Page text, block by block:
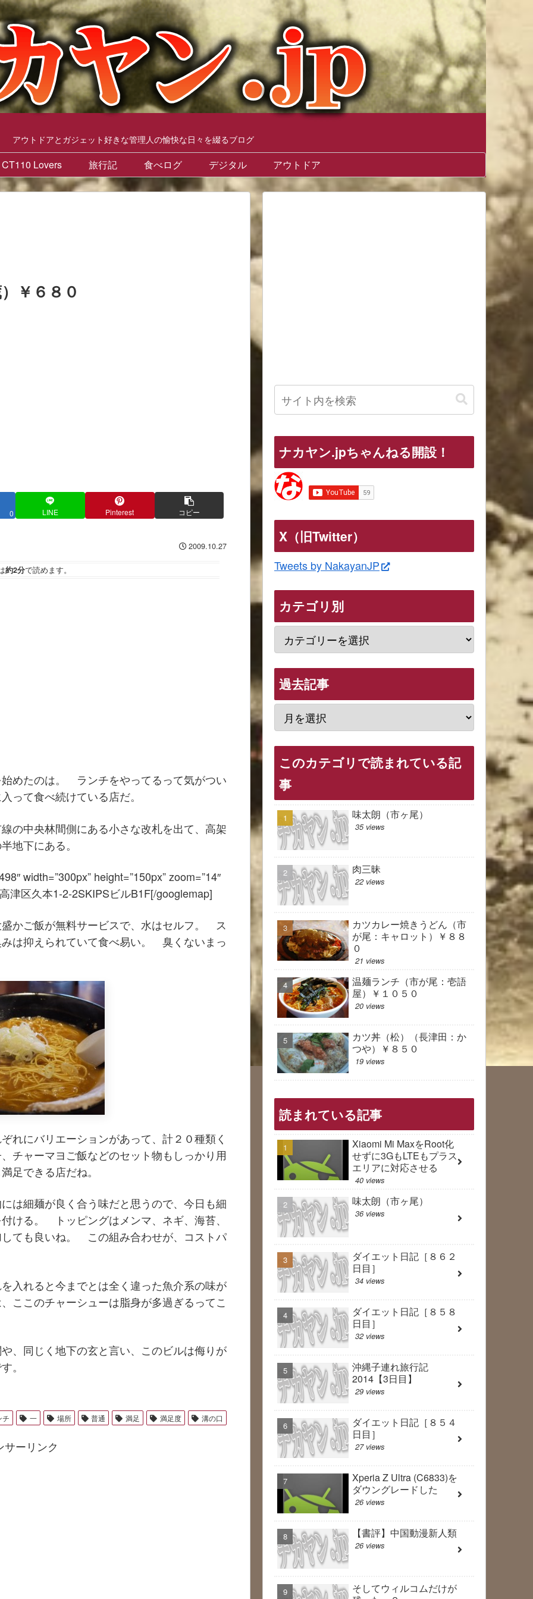
アウトドアとガジェット好きな管理人の愉快な日々を綴るブログ
CT110 Lovers 旅行記 食べログ デジタル アウトドア
￥６８０
0 LINE Pinterest コピー
2009.10.27
約2分で読めます。
めたのは。 ランチをやってるって気がつい
って食べ続けている店だ。
の中央林間側にある小さな改札を出て、高架
地下にある。
width=”300px” height=”150px” zoom=”14″
津区久本1-2-2SKIPSビルB1F[/googlemap]
かご飯が無料サービスで、水はセルフ。 ス
は抑えられていて食べ易い。 臭くないまっ
れにバリエーションがあって、計２０種類く
チャーマヨご飯などのセット物もしっかり用
足できる店だね。
は細麺が良く合う味だと思うので、今日も細
ける。 トッピングはメンマ、ネギ、海苔、
ても良いね。 この組み合わせが、コストパ
入れると今までとは全く違った魚介系の味が
このチャーシューは脂身が多過ぎるってこ
、同じく地下の玄と言い、このビルは侮りが
。
チ 一 場所 普通 満足 満足度 溝の口
サーリンク
ナカヤン.jpちゃんねる開設！
X（旧Twitter）
Tweets by NakayanJP
カテゴリ別
過去記事
このカテゴリで読まれている記
事
味太朗（市ヶ尾）
35 views
肉三昧
22 views
カツカレー焼きうどん（市
が尾：キャロット）￥８８
０
21 views
温麺ランチ（市が尾：壱語
屋）￥１０５０
20 views
カツ丼（松）（長津田：か
つや）￥８５０
19 views
読まれている記事
Xiaomi Mi MaxをRoot化
せずに3GもLTEもプラス
エリアに対応させる
40 views
味太朗（市ヶ尾）
36 views
ダイエット日記［８６２
日目］
34 views
ダイエット日記［８５８
日目］
32 views
沖縄子連れ旅行記
2014【3日目】
29 views
ダイエット日記［８５４
日目］
27 views
Xperia Z Ultra (C6833)を
ダウングレードした
26 views
【書評】中国動漫新人類
26 views
そしてウィルコムだけが